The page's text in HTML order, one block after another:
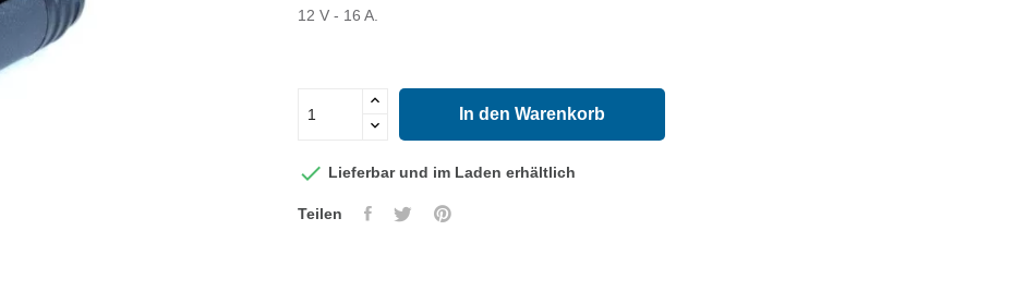
12 V - 16 A.
In den Warenkorb
 Lieferbar und im Laden erhältlich
Teilen